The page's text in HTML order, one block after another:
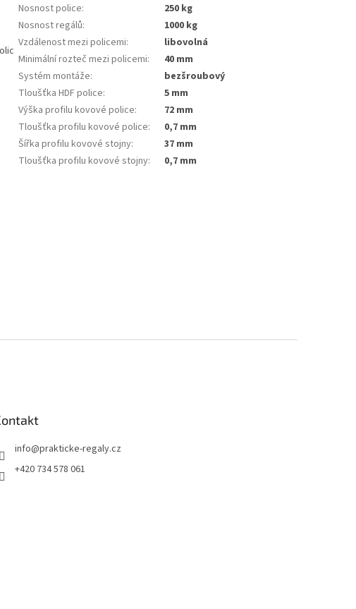
Nosnost police:
250 kg
Nosnost regálů:
1000 kg
Vzdálenost mezi policemi:
libovolná
Minimální rozteč mezi policemi:
40 mm
Systém montáže:
bezšroubový
Tloušťka HDF police:
5 mm
Výška profilu kovové police:
72 mm
Tloušťka profilu kovové police:
0,7 mm
Šířka profilu kovové stojny:
37 mm
Tloušťka profilu kovové stojny: 0,7 mm
info@prakticke-regaly.cz
+420 734 578 061